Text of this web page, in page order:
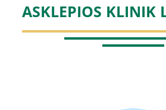
ASKLEPIOS KLINIK